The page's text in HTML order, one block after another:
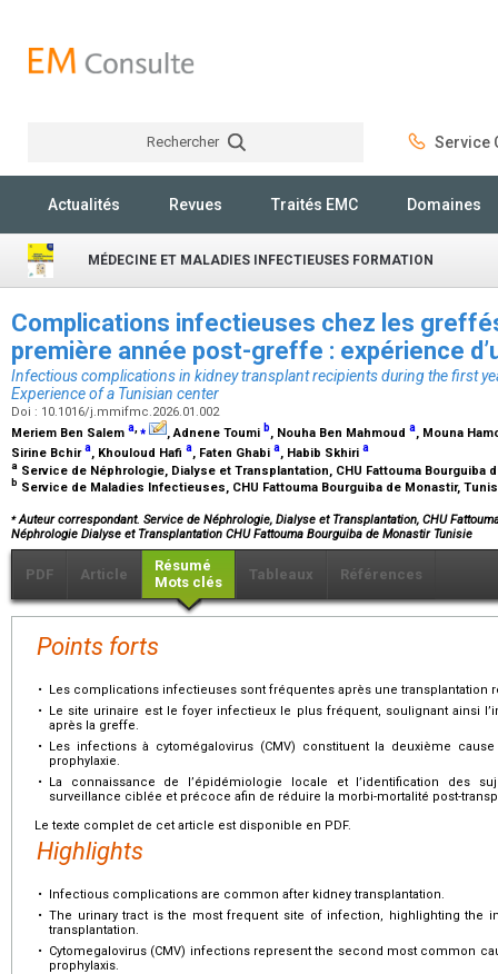
Rechercher Service
Actualités Revues Traités EMC Domaines
MÉDECINE ET MALADIES INFECTIEUSES FORMATION
Complications infectieuses chez les
première année post-greffe : expérience
Infectious complications in kidney transplant recipients during the first
Experience of a Tunisian center
Doi : 10.1016/j.mmifmc.2026.01.002
Meriem Ben Salem a,⁎ , Adnene Toumi b, Nouha Ben Mahmoud a, Mouna
Sirine Bchira, Khouloud Hafi a, Faten Ghabi a, Habib Skhiri a
a Service de Néphrologie, Dialyse et Transplantation, CHU Fattouma Bourguiba
b Service de Maladies Infectieuses, CHU Fattouma Bourguiba de Monastir,
⁎Auteur correspondant. Service de Néphrologie, Dialyse et Transplantation, CHU
Néphrologie Dialyse et Transplantation CHU Fattouma Bourguiba de Monastir Tunisie
PDF Article
Résumé
Mots clés
Tableaux Références
Points forts
•
Les complications infectieuses sont fréquentes après une transplantation
•
Le site urinaire est le foyer infectieux le plus fréquent, soulignant ainsi
après la greffe.
•
Les infections à cytomégalovirus (CMV) constituent la deuxième
prophylaxie.
•
La connaissance de l’épidémiologie locale et l’identification des
surveillance ciblée et précoce afin de réduire la morbi-mortalité post-
Le texte complet de cet article est disponible en PDF.
Highlights
•
Infectious complications are common after kidney transplantation.
• The urinary tract is the most frequent site of infection, highlighting the
transplantation.
•
Cytomegalovirus (CMV) infections represent the second most common
prophylaxis.